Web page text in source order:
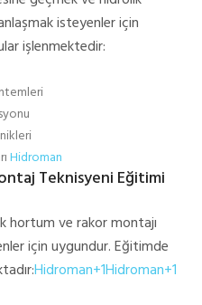
isteyenler için
işlenmektedir:
Hidroman
Teknisyeni Eğitimi
hortum ve rakor montajı
için uygundur. Eğitimde
Hidroman+1Hidroman+1